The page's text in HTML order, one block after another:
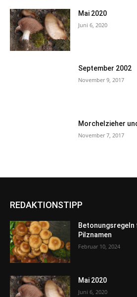
Mai 2020
Juni 6, 2020
September 2002
November 9, 2017
Morchelzieher
November 7, 2017
REDAKTIONSTIPP
Pilznamen
Februar 10, 2024
Mai 2020
Juni 6, 2020